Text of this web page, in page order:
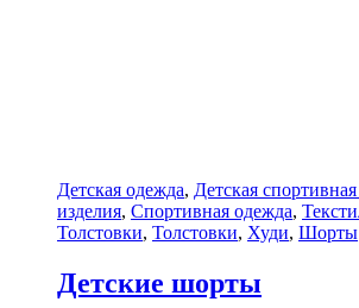
Детская одежда, Детская
изделия, Спортивная одежда,
Толстовки, Толстовки, Худи, Шорты
Детские шорты